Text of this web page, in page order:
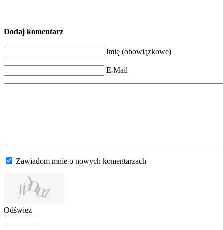
Dodaj komentarz
Imię (obowiązkowe)
E-Mail
Zawiadom mnie o nowych komentarzach
Odśwież